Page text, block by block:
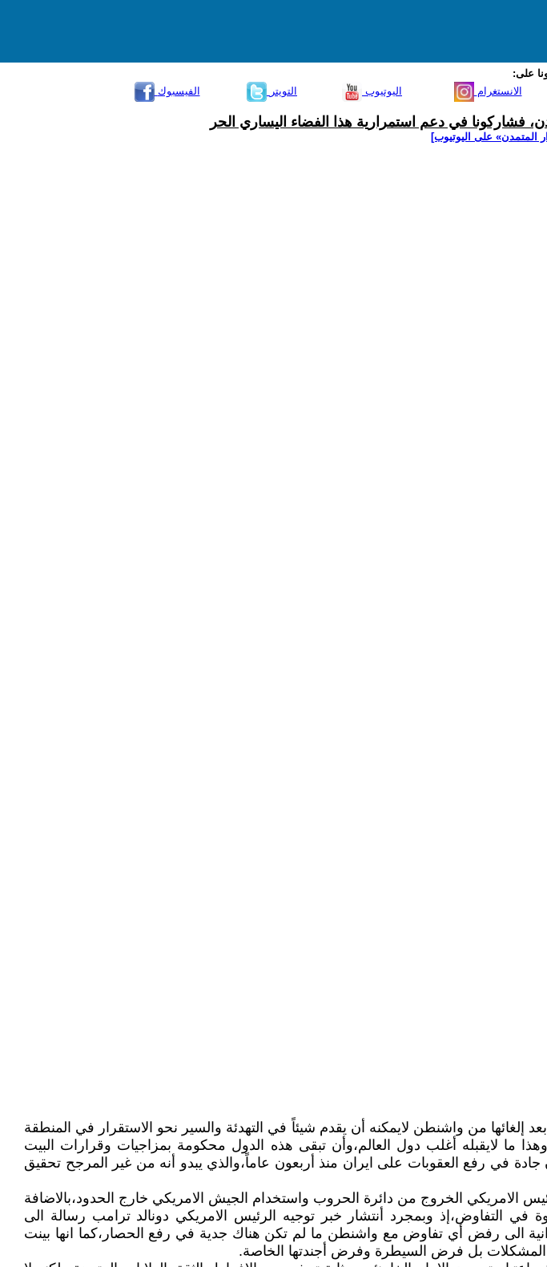
على:
الفيسبوك
التويتر اليوتيوب الانستغرام
فشاركونا في دعم استمرارية هذا الفضاء اليساري الحر
المتمدن» على اليوتيوب]
من واشنطن لايمكنه أن يقدم شيئاً في التهدئة والسير نحو الاستقرار في المنطقة
ما لايقبله أغلب دول العالم،وأن تبقى هذه الدول محكومة بمزاجيات وقرارات البيت
في رفع العقوبات على ايران منذ أربعون عاماً،والذي يبدو أنه من غير المرجح تحقيق
الامريكي الخروج من دائرة الحروب واستخدام الجيش الامريكي خارج الحدود،بالاضافة
في التفاوض،إذ وبمجرد أنتشار خبر توجيه الرئيس الامريكي دونالد ترامب رسالة الى
الى رفض أي تفاوض مع واشنطن ما لم تكن هناك جدية في رفع الحصار،كما انها بينت
بل فرض السيطرة وفرض أجندتها الخاصة.